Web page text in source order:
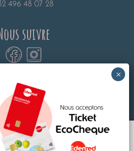
496 48 07 28
suivre
sécurisés:
pour vous offrir la meilleure